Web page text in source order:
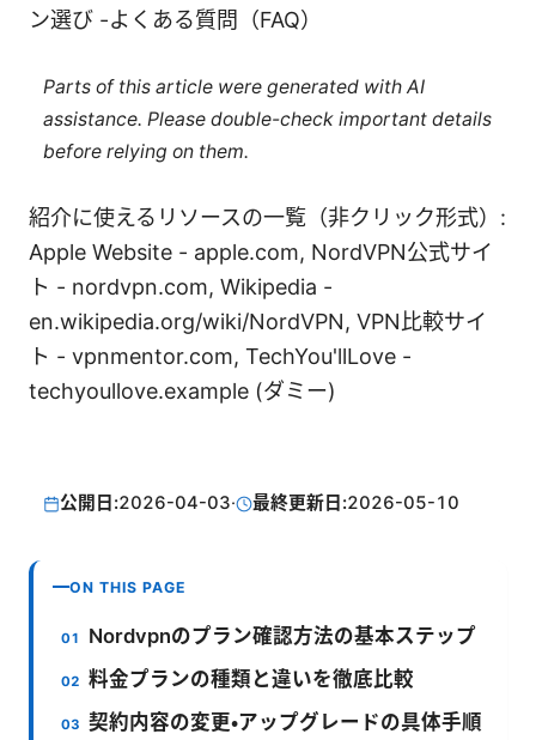
ン選び -よくある質問（FAQ）
Parts of this article were generated with AI
assistance. Please double-check important details
before relying on them.
紹介に使えるリソースの一覧（非クリック形式）:
Apple Website - apple.com, NordVPN公式サイ
ト - nordvpn.com, Wikipedia -
en.wikipedia.org/wiki/NordVPN, VPN比較サイ
ト - vpnmentor.com, TechYou'llLove -
techyoullove.example (ダミー)
公開日:2026-04-03· 最終更新日:2026-05-10
ON THIS PAGE
Nordvpnのプラン確認方法の基本ステップ
料金プランの種類と違いを徹底比較
契約内容の変更・アップグレードの具体手順